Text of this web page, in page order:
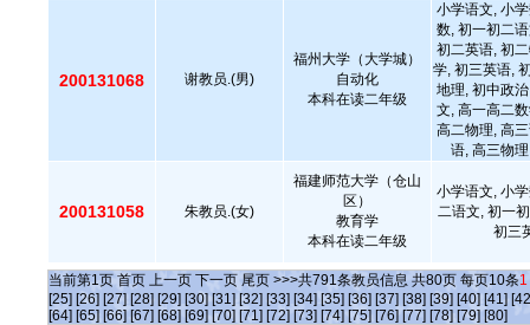
200131068 谢教员.(男)
福州大学（大学城）
自动化
本科在读二年级
小学语文, 小
数, 初一初二
初二英语, 初
学, 初三英语,
地理, 初中政
文, 高一高二
高二物理, 高
语, 高三物
200131058 朱教员.(女)
福建师范大学（仓山
区）
教育学
本科在读二年级
小学语文, 小
二语文, 初一
初三
当前第1页 首页 上一页 下一页 尾页 >>>共791条教员信息 共80页 每页10条1
[25] [26] [27] [28] [29] [30] [31] [32] [33] [34] [35] [36] [37] [38] [39] [40] [41]
[64] [65] [66] [67] [68] [69] [70] [71] [72] [73] [74] [75] [76] [77] [78] [79] [80]